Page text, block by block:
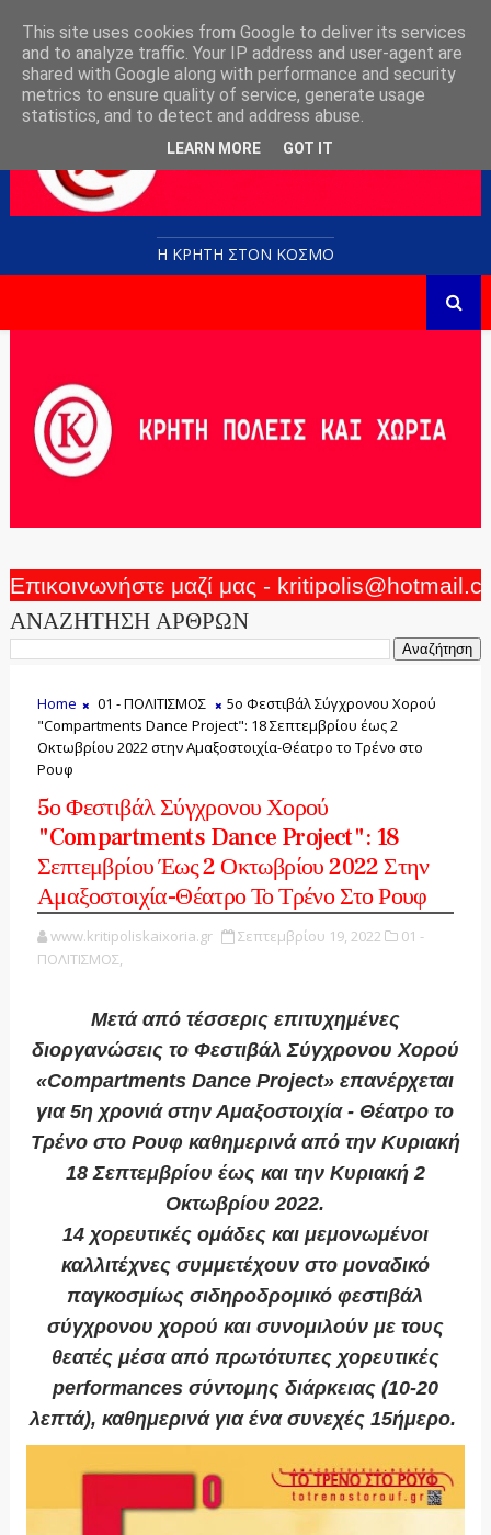
Η ΚΡΗΤΗ ΣΤΟN KOΣΜΟ
Επικοινωνήστε μαζί μας -
ΑΝΑΖΗΤΗΣΗ ΑΡΘΡΩΝ
Home 01 - ΠΟΛΙΤΙΣΜΟΣ
5ο Φεστιβάλ Σύγχρονου Χορού
"Compartments Dance Project": 18 Σεπτεμβρίου έως 2
Οκτωβρίου 2022 στην Αμαξοστοιχία-Θέατρο το Τρένο στο
Ρουφ
5ο Φεστιβάλ Σύγχρονου Χορού
"Compartments Dance Project": 18
Σεπτεμβρίου Έως 2 Οκτωβρίου 2022 Στην
Αμαξοστοιχία-Θέατρο Το Τρένο Στο Ρουφ
www.kritipoliskaixoria.gr Σεπτεμβρίου 19, 2022
01 -
ΠΟΛΙΤΙΣΜΟΣ,
Μετά από τέσσερις επιτυχημένες
διοργανώσεις το Φεστιβάλ Σύγχρονου Χορού
«Compartments Dance Project» επανέρχεται
για 5η χρονιά στην Αμαξοστοιχία - Θέατρο το
Τρένο στο Ρουφ καθημερινά από την Κυριακή
18 Σεπτεμβρίου έως και την Κυριακή 2
Οκτωβρίου 2022.
14 χορευτικές ομάδες και μεμονωμένοι
καλλιτέχνες συμμετέχουν στο μοναδικό
παγκοσμίως σιδηροδρομικό φεστιβάλ
σύγχρονου χορού και συνομιλούν με τους
θεατές μέσα από πρωτότυπες χορευτικές
performances σύντομης διάρκειας (10-20
λεπτά), καθημερινά για ένα συνεχές 15ήμερο.
This site uses cookies from Google to deliver its services
and to analyze traffic. Your IP address and user-agent are
shared with Google along with performance and security
metrics to ensure quality of service, generate usage
statistics, and to detect and address abuse.
LEARN MORE GOT IT